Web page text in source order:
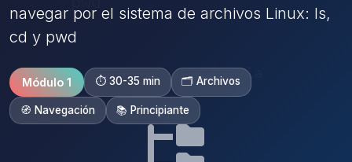
navegar por el sistema de archivos Linux: ls,
cd y pwd
Módulo 1 ⏱️ 30-35 min 🗂️ Archivos
🧭 Navegación 📚 Principiante